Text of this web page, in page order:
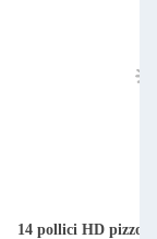
14 pollici HD pizzo